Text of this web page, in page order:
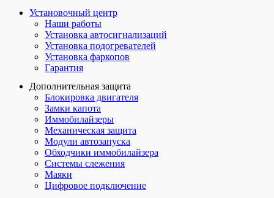
Установочный центр
Наши работы
Установка автосигнализаций
Установка подогревателей
Установка фаркопов
Гарантия
Дополнительная защита
Блокировка двигателя
Замки капота
Иммобилайзеры
Механическая защита
Модули автозапуска
Обходчики иммобилайзера
Системы слежения
Маяки
Цифровое подключение